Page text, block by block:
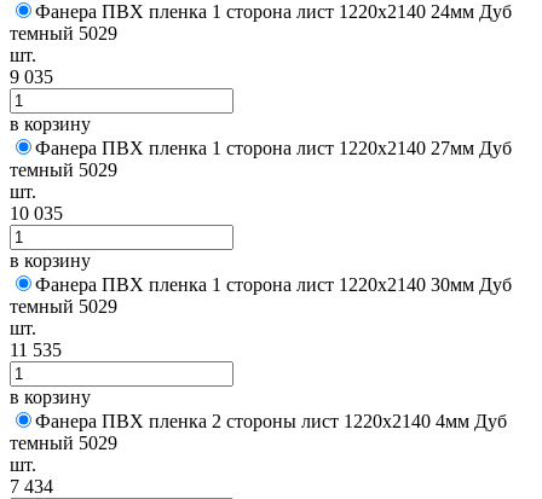
Фанера ПВХ пленка 1 сторона лист 1220х2140 24мм Дуб
темный 5029
шт.
9 035
в корзину
Фанера ПВХ пленка 1 сторона лист 1220х2140 27мм Дуб
темный 5029
шт.
10 035
в корзину
Фанера ПВХ пленка 1 сторона лист 1220х2140 30мм Дуб
темный 5029
шт.
11 535
в корзину
Фанера ПВХ пленка 2 стороны лист 1220х2140 4мм Дуб
темный 5029
шт.
7 434